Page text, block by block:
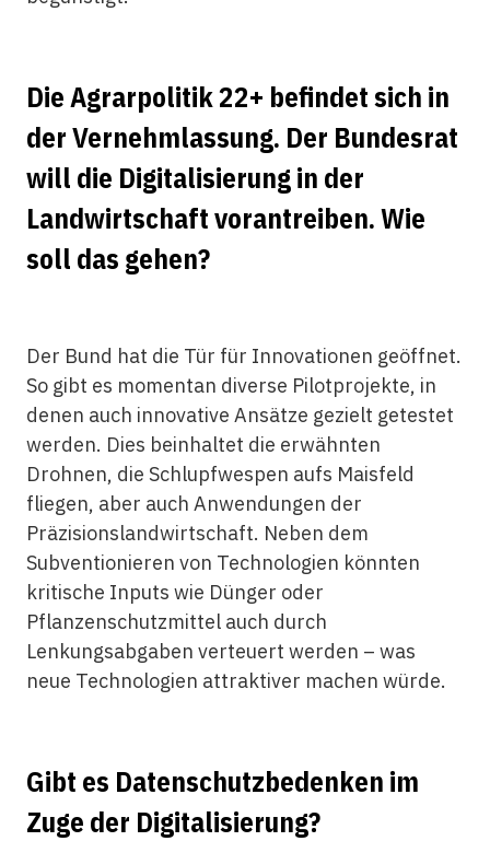
Die Agrarpolitik 22+ befindet sich in
der Vernehmlassung. Der Bundesrat
will die Digitalisierung in der
Landwirtschaft vorantreiben. Wie
soll das gehen?
Der Bund hat die Tür für Innovationen geöffnet.
So gibt es momentan diverse Pilotprojekte, in
denen auch innovative Ansätze gezielt getestet
werden. Dies beinhaltet die erwähnten
Drohnen, die Schlupfwespen aufs Maisfeld
fliegen, aber auch Anwendungen der
Präzisionslandwirtschaft. Neben dem
Subventionieren von Technologien könnten
kritische Inputs wie Dünger oder
Pflanzenschutzmittel auch durch
Lenkungsabgaben verteuert werden – was
neue Technologien attraktiver machen würde.
Gibt es Datenschutzbedenken im
Zuge der Digitalisierung?